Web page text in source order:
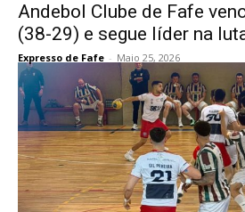
Andebol Clube de Fafe
(38-29) e segue líder na
Expresso de Fafe - Maio 25, 2026